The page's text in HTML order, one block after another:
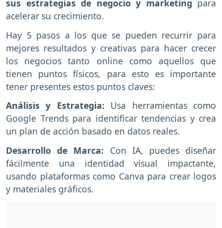
sus estrategias de negocio y marketing para
acelerar su crecimiento.
Hay 5 pasos a los que se pueden recurrir para
mejores resultados y creativas para hacer crecer
los negocios tanto online como aquellos que
tienen puntos físicos, para esto es importante
tener presentes estos puntos claves:
Análisis y Estrategia: Usa herramientas como
Google Trends para identificar tendencias y crea
un plan de acción basado en datos reales.
Desarrollo de Marca: Con IA, puedes diseñar
fácilmente una identidad visual impactante,
usando plataformas como Canva para crear logos
y materiales gráficos.